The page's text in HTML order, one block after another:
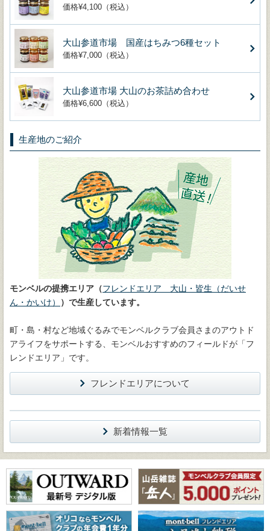
価格¥4,100（税込）
大山参道市場 国産はちみつ6種セット
価格¥7,000（税込）
大山参道市場 大山のお茶詰め合わせ
価格¥6,600（税込）
生産地のご紹介
モンベルの提携エリア（フレンドエリア 大山・皆生（だいせ
ん・かいけ）
）で生産しています。
町・島・村など地域ぐるみでモンベルクラブ会員さまのアウトド
アライフをサポートする、モンベルおすすめのフィールドが「フ
レンドエリア」です。
フレンドエリアについて
新着情報一覧